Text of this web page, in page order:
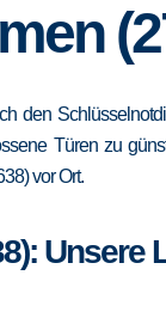
den
Türen zu
vor Ort.
Unsere